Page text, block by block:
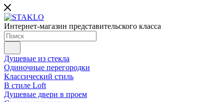
Интернет-магазин представительского класса
Душевые из стекла
Одиночные перегородки
Классический стиль
В стиле Loft
Душевые двери в проем